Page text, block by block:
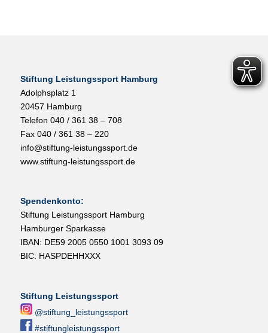
Stiftung Leistungssport Hamburg
Adolphsplatz 1
20457 Hamburg
Telefon 040 / 361 38 – 708
Fax 040 / 361 38 – 220
info@stiftung-leistungssport.de
www.stiftung-leistungssport.de
Spendenkonto:
Stiftung Leistungssport Hamburg
Hamburger Sparkasse
IBAN: DE59 2005 0550 1001 3093 09
BIC: HASPDEHHXXX
Stiftung Leistungssport
@stiftung_leistungssport
#stiftungleistungssport